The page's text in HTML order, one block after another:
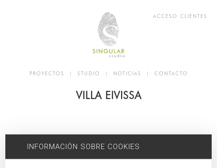
ACCESO CLIENTES
PROYECTOS | STUDIO | NOTICIAS | CONTACTO
VILLA EIVISSA
INFORMACIÓN SOBRE COOKIES